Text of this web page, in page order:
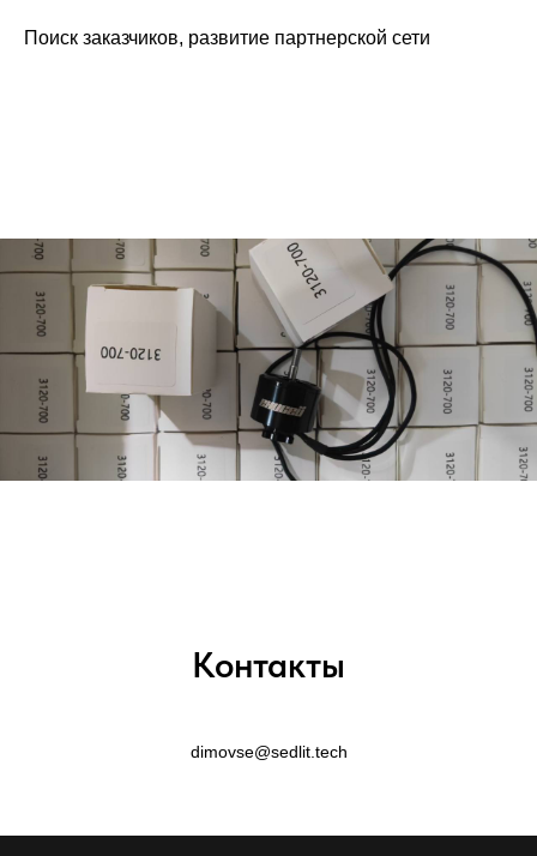
Поиск заказчиков, развитие партнерской сети
Контакты
dimovse@sedlit.tech